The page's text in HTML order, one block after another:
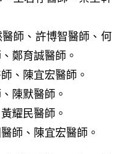
師、許博智醫師、何
鄭育誠醫師。
、陳宜宏醫師。
陳默醫師。
耀民醫師。
師、陳宜宏醫師。